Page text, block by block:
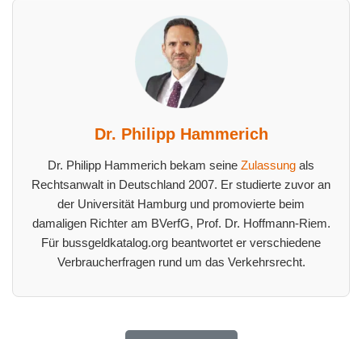
Dr. Philipp Hammerich
Dr. Philipp Hammerich bekam seine Zulassung als
Rechtsanwalt in Deutschland 2007. Er studierte zuvor an
der Universität Hamburg und promovierte beim
damaligen Richter am BVerfG, Prof. Dr. Hoffmann-Riem.
Für bussgeldkatalog.org beantwortet er verschiedene
Verbraucherfragen rund um das Verkehrsrecht.